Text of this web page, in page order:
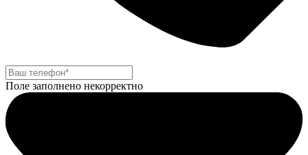
Поле заполнено некорректно